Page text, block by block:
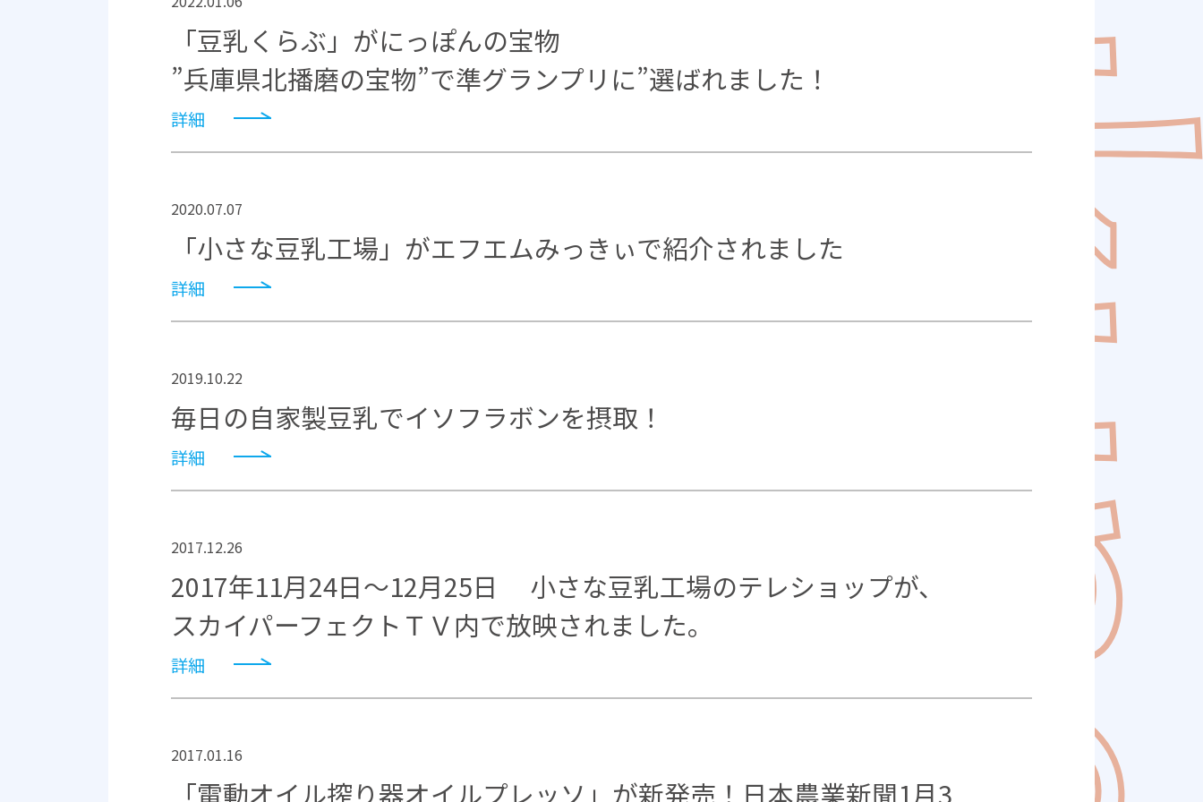
「豆乳くらぶ」がにっぽんの宝物
”兵庫県北播磨の宝物”で準グランプリに”選ばれました！
詳細
2020.07.07
「小さな豆乳工場」がエフエムみっきぃで紹介されました
詳細
2019.10.22
毎日の自家製豆乳でイソフラボンを摂取！
詳細
2017.12.26
2017年11月24日～12月25日 小さな豆乳工場のテレショップが、
スカイパーフェクトＴＶ内で放映されました。
詳細
2017.01.16
「電動オイル搾り器オイルプレッソ」が新発売！日本農業新聞1月3